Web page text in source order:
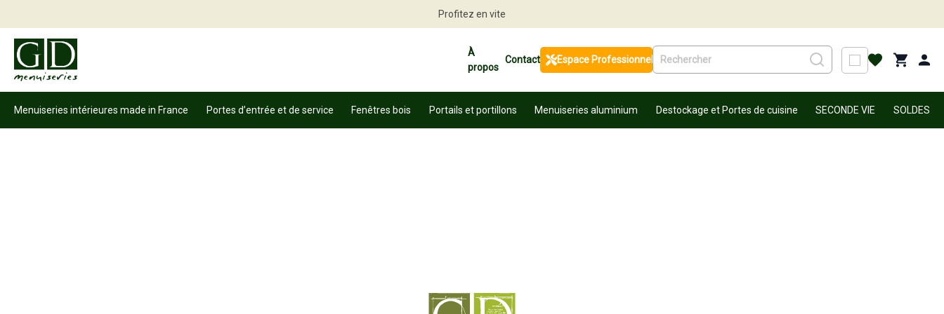
Profitez en vite
À
propos
Contact Espace Professionnel
Menuiseries intérieures made in France Portes d’entrée et de service Fenêtres bois Portails et portillons Menuiseries aluminium Destockage et Portes de cuisine SECONDE VIE SOLDES